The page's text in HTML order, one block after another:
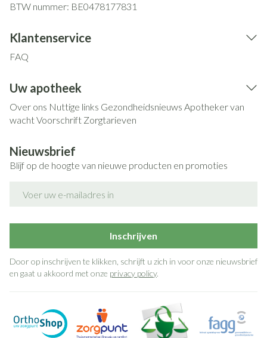
BTW nummer: BE0478177831
Klantenservice
FAQ
Uw apotheek
Over ons Nuttige links Gezondheidsnieuws Apotheker van
wachtVoorschrift Zorgtarieven
Nieuwsbrief
Blijf op de hoogte van nieuwe producten en promoties
Inschrijven
Door op inschrijven te klikken, schrijft u zich in voor onze nieuwsbrief
en gaat u akkoord met onze privacy policy.